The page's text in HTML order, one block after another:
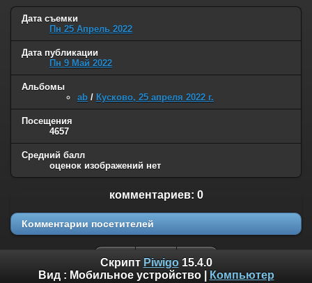
Дата съемки
Пн 25 Апрель 2022
Дата публикации
Пн 9 Май 2022
Альбомы
ab / Кусково, 25 апреля 2022 г.
Посещения
4657
Средний балл
оценок изображений нет
комментариев: 0
Комментарии посетителей
Скрипт Piwigo15.4.0
Вид : Мобильное устройство| Компьютер